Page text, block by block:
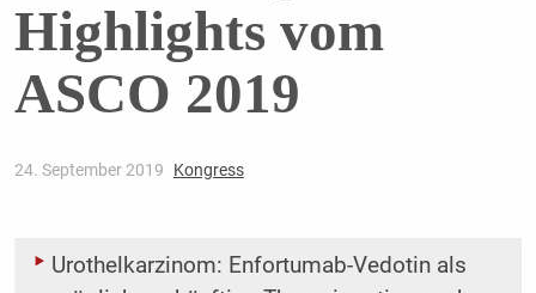
Highlights vom
ASCO 2019
24. September 2019 Kongress
Urothelkarzinom: Enfortumab-Vedotin als